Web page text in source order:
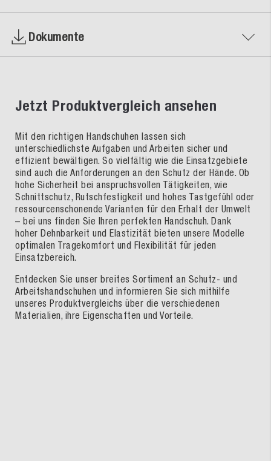
Dokumente
Jetzt Produktvergleich ansehen
Mit den richtigen Handschuhen lassen sich
unterschiedlichste Aufgaben und Arbeiten sicher und
effizient bewältigen. So vielfältig wie die Einsatzgebiete
sind auch die Anforderungen an den Schutz der Hände. Ob
hohe Sicherheit bei anspruchsvollen Tätigkeiten, wie
Schnittschutz, Rutschfestigkeit und hohes Tastgefühl oder
ressourcenschonende Varianten für den Erhalt der Umwelt
– bei uns finden Sie Ihren perfekten Handschuh. Dank
hoher Dehnbarkeit und Elastizität bieten unsere Modelle
optimalen Tragekomfort und Flexibilität für jeden
Einsatzbereich.
Entdecken Sie unser breites Sortiment an Schutz- und
Arbeitshandschuhen und informieren Sie sich mithilfe
unseres Produktvergleichs über die verschiedenen
Materialien, ihre Eigenschaften und Vorteile.